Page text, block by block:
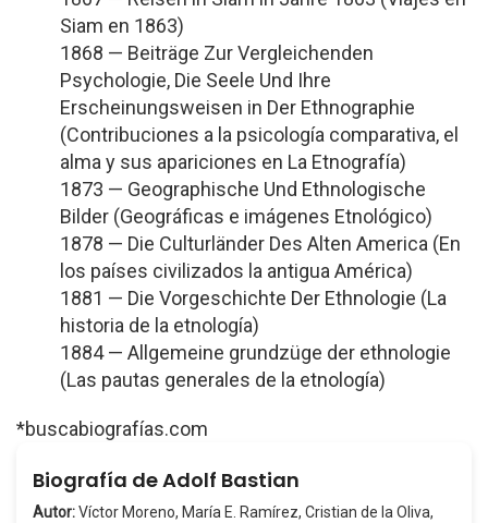
Siam en 1863)
1868 — Beiträge Zur Vergleichenden
Psychologie, Die Seele Und Ihre
Erscheinungsweisen in Der Ethnographie
(Contribuciones a la psicología comparativa, el
alma y sus apariciones en La Etnografía)
1873 — Geographische Und Ethnologische
Bilder (Geográficas e imágenes Etnológico)
1878 — Die Culturländer Des Alten America (En
los países civilizados la antigua América)
1881 — Die Vorgeschichte Der Ethnologie (La
historia de la etnología)
1884 — Allgemeine grundzüge der ethnologie
(Las pautas generales de la etnología)
*buscabiografías.com
Biografía de Adolf Bastian
Autor:Víctor Moreno, María E. Ramírez, Cristian de la Oliva,